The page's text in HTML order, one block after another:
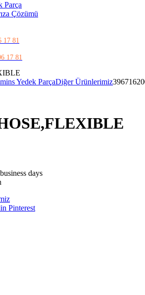
Parça
Çözümü
17 81
17 81
Yedek ParçaDiğer Ürünlerimiz
days
Pinterest